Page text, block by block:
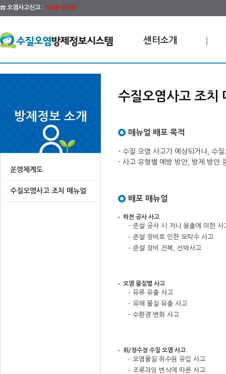
☎ 오염사고신고 : 1666-0128
센터소개
방제정보 소개
운영체계도
수질오염사고 조치 매뉴얼
수질오염사고 조치
매뉴얼 배포 목적
- 수질 오염 사고가 예상되거나, 수
- 사고 유형별 예방 방안, 방제 방안
배포 매뉴얼
하천 공사 사고
- 준설 공사 시 저니 용출에 의한 사
- 준설 장비로 인한 오탁수 사고
- 준설 장비 전복, 선박사고
오염 물질별 사고
- 유류 유출 사고
- 유해 물질 유출 사고
- 수환경 변화 사고
취/정수장 수질 오염 사고
- 오염물질 취수원 유입 사고
- 조류과잉 번식에 따른 사고